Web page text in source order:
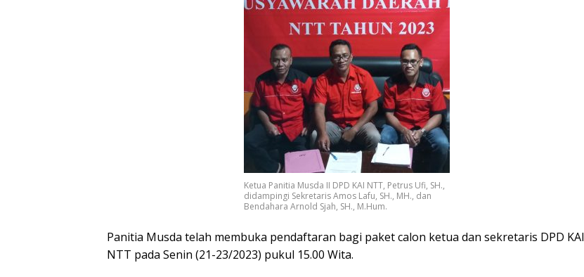
Ketua Panitia Musda II DPD KAI NTT, Petrus Ufi, SH.,
didampingi Sekretaris Amos Lafu, SH., MH., dan
Bendahara Arnold Sjah, SH., M.Hum.
Panitia Musda telah membuka pendaftaran bagi paket calon ketua dan sekretaris DPD KAI
NTT pada Senin (21-23/2023) pukul 15.00 Wita.